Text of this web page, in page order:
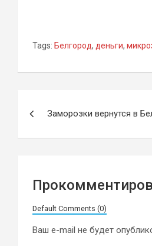
Tags: Белгород, деньги,
Заморозки вернутся в
Default Comments (0)
Ваш e-mail не будет